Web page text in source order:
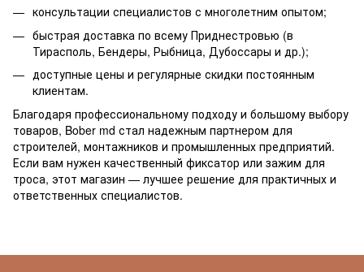
консультации специалистов с многолетним опытом;
быстрая доставка по всему Приднестровью (в
Тирасполь, Бендеры, Рыбница, Дубоссары и др.);
доступные цены и регулярные скидки постоянным
клиентам.
Благодаря профессиональному подходу и большому выбору
товаров, Bober md стал надежным партнером для
строителей, монтажников и промышленных предприятий.
Если вам нужен качественный фиксатор или зажим для
троса, этот магазин — лучшее решение для практичных и
ответственных специалистов.